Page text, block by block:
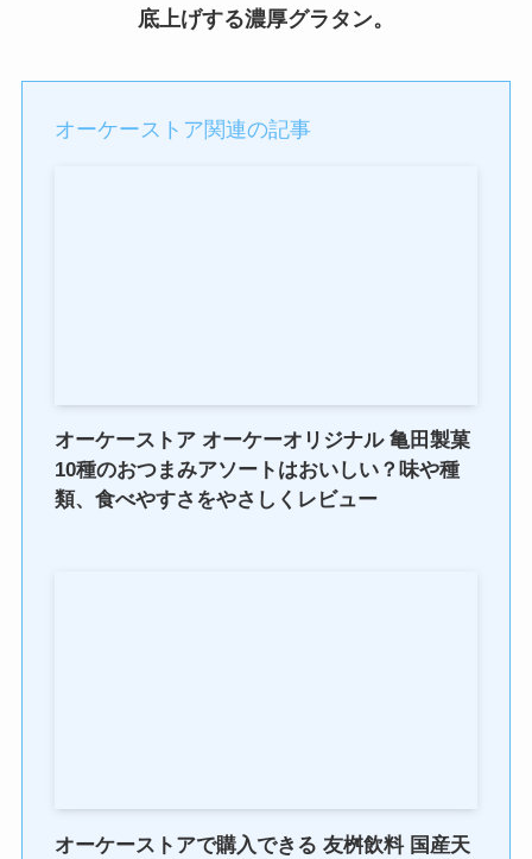
底上げする濃厚グラタン。
オーケーストア関連の記事
オーケーストア オーケーオリジナル 亀田製菓
10種のおつまみアソートはおいしい？味や種
類、食べやすさをやさしくレビュー
オーケーストアで購入できる 友桝飲料 国産天